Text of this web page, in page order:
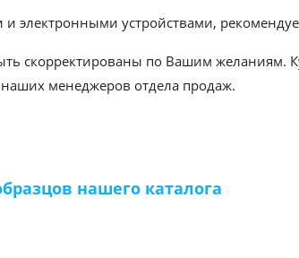
электронными устройствами,
скорректированы по Вашим желаниям.
менеджеров отдела продаж.
нашего каталога